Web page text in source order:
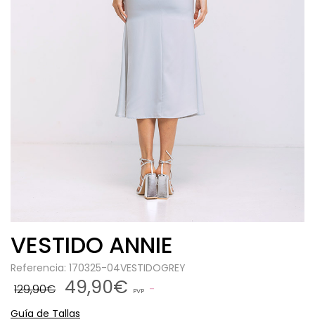
VESTIDO ANNIE
Referencia: 170325-04VESTIDOGREY
129,90€ 49,90€ PVP
Guía de Tallas